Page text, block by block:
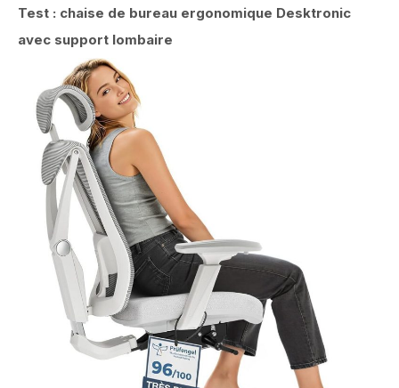
Test : chaise de bureau ergonomique Desktronic
avec support lombaire